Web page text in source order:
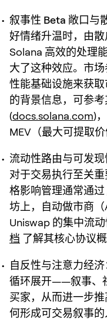
叙事性 Beta 敞口与
好情绪升温时，由散
Solana 高效的处理
大了这种效应。市
性能基础设施来获
的背景信息，可参
(docs.solana.com)
MEV（最大可提取价
流动性路由与可发现
对于交易执行至关
格影响管理通常通过
坊上，自动做市商
Uniswap 的集中流
档 了解其核心协议概
自反性与注意力经济
循环展开——叙事、
买家，从而进一步
何形成可交易叙事